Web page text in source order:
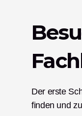
Der erste
finden und